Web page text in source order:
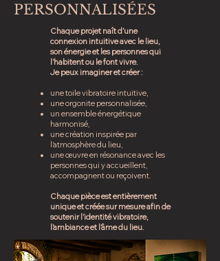
PERSONNALISÉES
Chaque projet naît d’une
connexion intuitive avec le lieu,
son énergie et les personnes qui
l’habitent ou le font vivre.
Je peux imaginer et créer :
une toile vibratoire intuitive,
une orgonite personnalisée,
un ensemble énergétique
harmonisé,
une création inspirée par
l’atmosphère du lieu,
une œuvre en résonance avec les
personnes qui y accueillent,
accompagnent ou reçoivent.
Chaque pièce est entièrement
unique et créée sur mesure afin de
soutenir l’identité vibratoire,
l’ambiance et l’âme du lieu.